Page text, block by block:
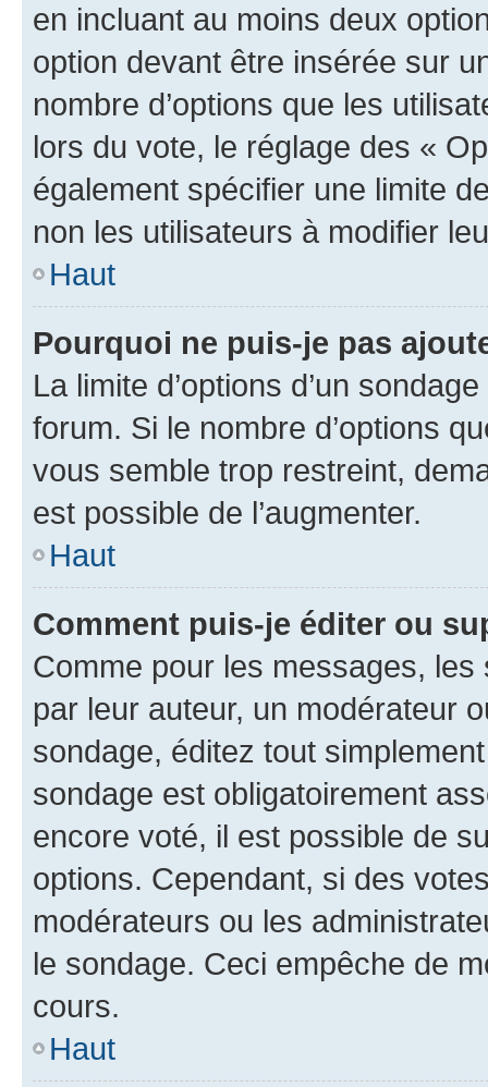
en incluant au moins deux
option devant être insérée sur
nombre d’options que les
lors du vote, le réglage des «
également spécifier une limite
non les utilisateurs à modifier
Haut
Pourquoi ne puis-je pas
La limite d’options d’un
forum. Si le nombre d’options
vous semble trop restreint,
est possible de l’augmenter.
Haut
Comment puis-je éditer ou
Comme pour les messages,
par leur auteur, un modérateur
sondage, éditez tout
sondage est obligatoirement
encore voté, il est possible de
options. Cependant, si des
modérateurs ou les
le sondage. Ceci empêche de
cours.
Haut